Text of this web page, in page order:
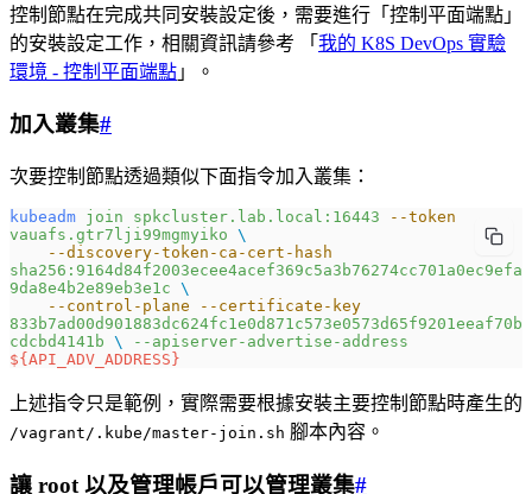
控制節點在完成共同安裝設定後，需要進行「控制平面端點」
的安裝設定工作，相關資訊請參考 「 我的 K8S DevOps 實驗
環境 - 控制平面端點 」。
加入叢集#
次要控制節點透過類似下面指令加入叢集：
kubeadm join spkcluster.lab.local:16443 --token
vauafs.gtr7lji99mgmyiko \
    --discovery-token-ca-cert-hash
sha256:9164d84f2003ecee4acef369c5a3b76274cc701a0ec9efa
9da8e4b2e89eb3e1c \
    --control-plane
--certificate-key
833b7ad00d901883dc624fc1e0d871c573e0573d65f9201eeaf70b
cdcbd4141b \
--apiserver-advertise-address
${ API_ADV_ADDRESS }
上述指令只是範例，實際需要根據安裝主要控制節點時產生的
/vagrant/.kube/master-join.sh 腳本內容。
讓 root 以及管理帳戶可以管理叢集#